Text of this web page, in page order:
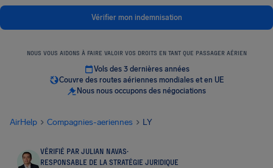
Vérifier mon indemnisation
NOUS VOUS AIDONS À FAIRE VALOIR VOS DROITS EN TANT QUE PASSAGER AÉRIEN
Vols des 3 dernières années
Couvre des routes aériennes mondiales et en UE
Nous nous occupons des négociations
AirHelp Compagnies-aeriennes LY
VÉRIFIÉ PAR JULIAN NAVAS·
RESPONSABLE DE LA STRATÉGIE JURIDIQUE